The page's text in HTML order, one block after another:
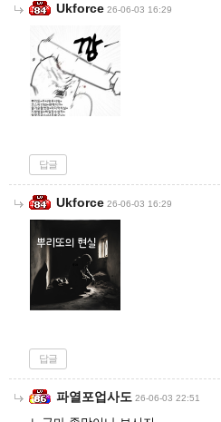
Ukforce 26-06-03 16:29
답글
Ukforce 26-06-03 16:29
답글
파열포업사도 26-06-03 22:51